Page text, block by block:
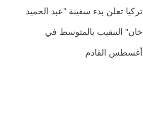
تركيا تعلن بدء سفينة "عبد الحميد
خان" التنقيب بالمتوسط في
أغسطس القادم